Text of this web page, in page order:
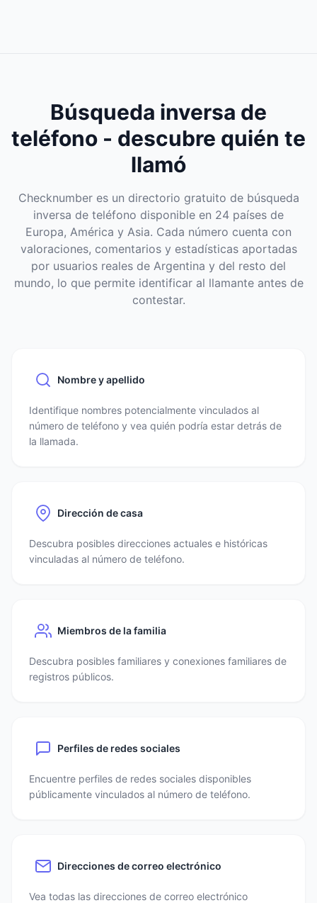
Búsqueda inversa de
teléfono - descubre quién te
llamó
Checknumber es un directorio gratuito de búsqueda
inversa de teléfono disponible en 24 países de
Europa, América y Asia. Cada número cuenta con
valoraciones, comentarios y estadísticas aportadas
por usuarios reales de Argentina y del resto del
mundo, lo que permite identificar al llamante antes de
contestar.
Nombre y apellido
Identifique nombres potencialmente vinculados al
número de teléfono y vea quién podría estar detrás de
la llamada.
Dirección de casa
Descubra posibles direcciones actuales e históricas
vinculadas al número de teléfono.
Miembros de la familia
Descubra posibles familiares y conexiones familiares de
registros públicos.
Perfiles de redes sociales
Encuentre perfiles de redes sociales disponibles
públicamente vinculados al número de teléfono.
Direcciones de correo electrónico
Vea todas las direcciones de correo electrónico